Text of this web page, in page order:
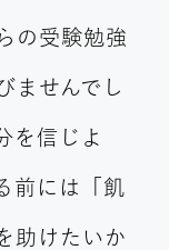
の受験勉強
ませんでし
を信じよ
前には「飢
助けたいか